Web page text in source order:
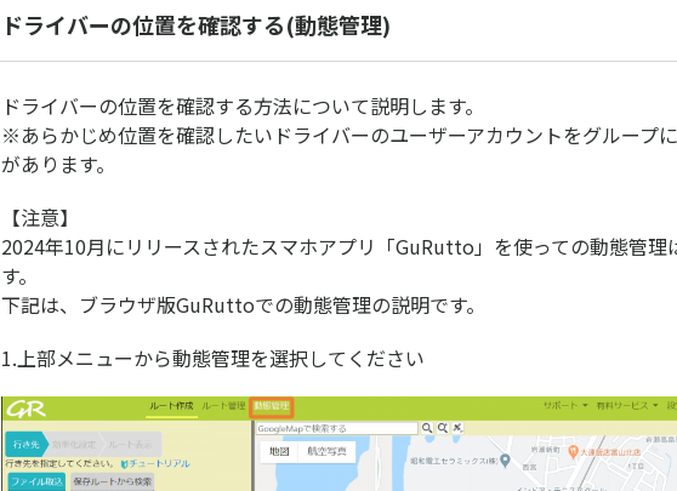
ドライバーの位置を確認する(動態管理)
ドライバーの位置を確認する方法について説明します。
※あらかじめ位置を確認したいドライバーのユーザーアカウントをグループ
があります。
【注意】
2024年10月にリリースされたスマホアプリ「GuRutto」を使っての動態管理
す。
下記は、ブラウザ版GuRuttoでの動態管理の説明です。
1.上部メニューから動態管理を選択してください